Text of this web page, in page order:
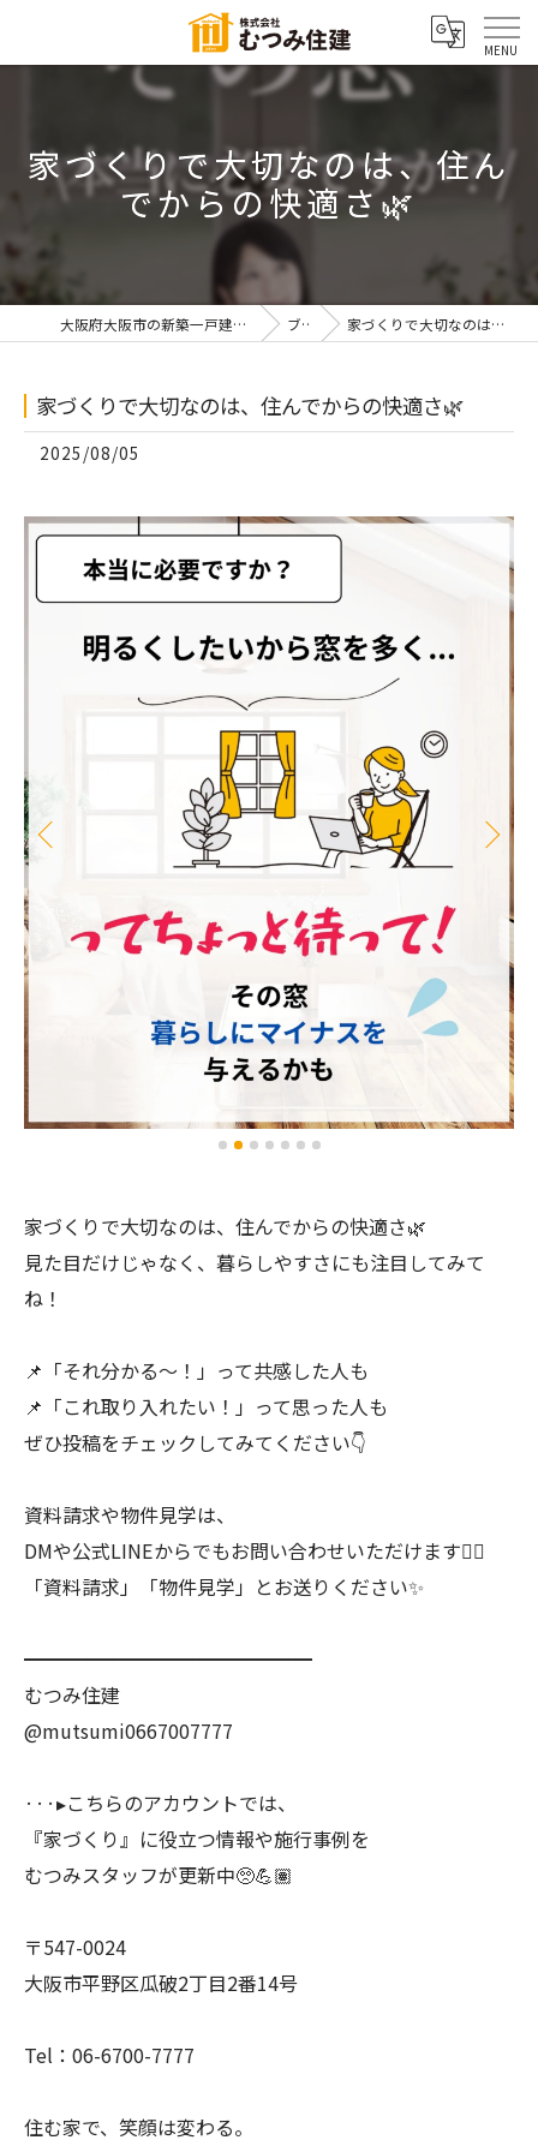
家づくりで大切なのは、住ん
でからの快適さ🌿
大阪府大阪市の新築一戸建てなら株式会社むつみ住建 ブログ 家づくりで大切なのは、住んでからの快適さ🌿
家づくりで大切なのは、住んでからの快適さ🌿
2025/08/05
家づくりで大切なのは、住んでからの快適さ🌿
見た目だけじゃなく、暮らしやすさにも注目してみて
ね！
📌「それ分かる〜！」って共感した人も
📌「これ取り入れたい！」って思った人も
ぜひ投稿をチェックしてみてください👇
資料請求や物件見学は、
DMや公式LINEからでもお問い合わせいただけます💁‍♀️
「資料請求」「物件見学」とお送りください✨
━━━━━━━━━━━━━━━
むつみ住建
@mutsumi0667007777
···▸こちらのアカウントでは、
『家づくり』に役立つ情報や施行事例を
むつみスタッフが更新中🥺💪🏽
〒547-0024
大阪市平野区瓜破2丁目2番14号
Tel：06-6700-7777
住む家で、笑顔は変わる。